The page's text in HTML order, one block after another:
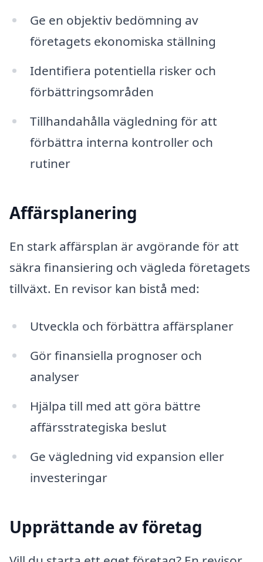
Ge en objektiv bedömning av
företagets ekonomiska ställning
Identifiera potentiella risker och
förbättringsområden
Tillhandahålla vägledning för att
förbättra interna kontroller och
rutiner
Affärsplanering
En stark affärsplan är avgörande för att
säkra finansiering och vägleda företagets
tillväxt. En revisor kan bistå med:
Utveckla och förbättra affärsplaner
Gör finansiella prognoser och
analyser
Hjälpa till med att göra bättre
affärsstrategiska beslut
Ge vägledning vid expansion eller
investeringar
Upprättande av företag